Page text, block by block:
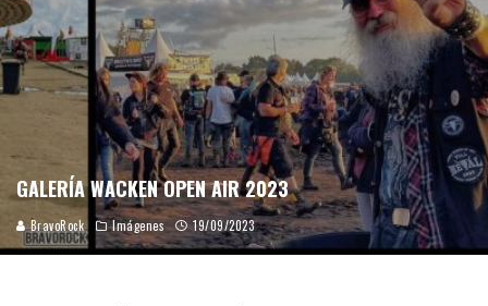
GALERÍA WACKEN OPEN AIR 2023
BravoRock Imágenes 19/09/2023